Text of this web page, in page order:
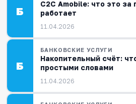
Б
C2C Amobile: что это за
работает
11.04.2026
Б
БАНКОВСКИЕ УСЛУГИ
Накопительный счёт:
простыми словами
11.04.2026